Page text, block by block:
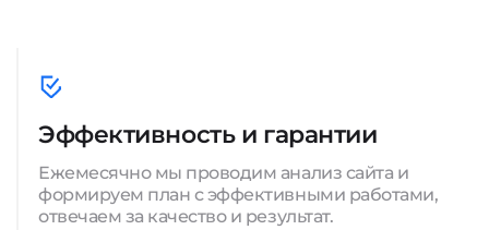
Эффективность и гарантии
Ежемесячно мы проводим анализ сайта и
формируем план с эффективными работами,
отвечаем за качество и результат.